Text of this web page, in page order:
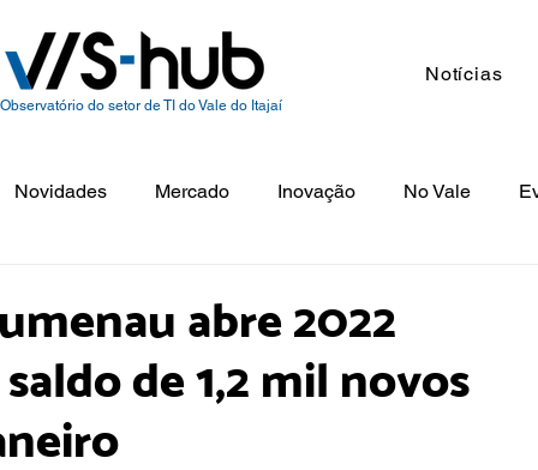
Observatório do setor de TI do Vale do Itajaí
Notícias
Novidades Mercado Inovação No Vale
abre 2022
de 1,2 mil novos